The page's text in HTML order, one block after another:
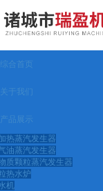
综合首页
关于我们
产品展示
热蒸汽发生器
油蒸汽发生器
质颗粒蒸汽发生器
热水炉
机